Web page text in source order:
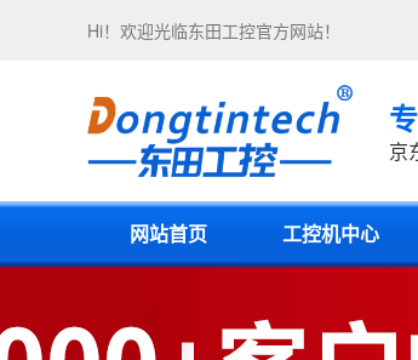
Hi！欢迎光临东田工控官方网站！
京
网站首页 工控机中心